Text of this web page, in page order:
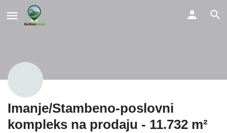
Imanje/Stambeno-poslovni
kompleks na prodaju - 11.732 m²